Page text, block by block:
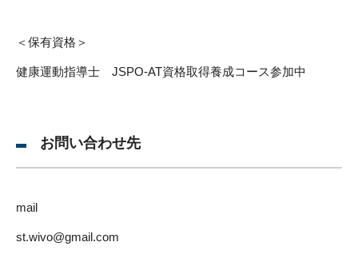
＜保有資格＞
健康運動指導士 JSPO-AT資格取得養成コース参加中
お問い合わせ先
mail
st.wivo@gmail.com